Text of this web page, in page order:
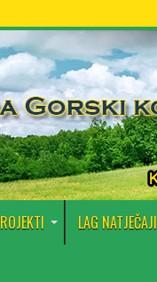
LAG NATJEČAJI